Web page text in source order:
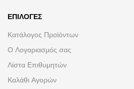
ΕΠΙΛΟΓΈΣ
Κατάλογος Προϊόντων
Ο Λογαριασμός σας
Λίστα Επιθυμητών
Καλάθι Αγορών